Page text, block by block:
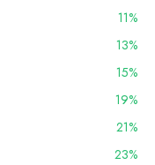
11%
13%
15%
19%
21%
23%